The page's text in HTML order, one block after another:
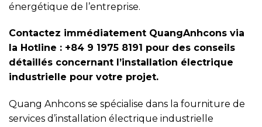
énergétique de l’entreprise.
Contactez immédiatement QuangAnhcons via
la Hotline : +84 9 1975 8191 pour des conseils
détaillés concernant l’installation électrique
industrielle pour votre projet.
Quang Anhcons se spécialise dans la fourniture de
services d’installation électrique industrielle